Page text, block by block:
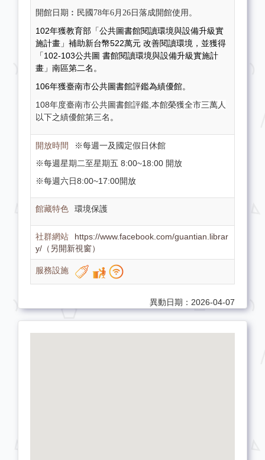
開館日期︰民國78年6月26日落成開館使用。
102年獲教育部「公共圖書館閱讀環境與設備升級實
施計畫」補助新台幣522萬元 改善閱讀環境，並獲得
「102-103公共圖 書館閱讀環境與設備升級實施計
畫」南區第二名。
106年獲臺南市公共圖書館評鑑為績優館。
108年度臺南市公共圖書館評鑑,本館榮獲全市三萬人
以下之績優館第三名。
※每週一及國定假日休館
※每週星期二至星期五 8:00~18:00 開放
※每週六日8:00~17:00開放
環境保護
https://www.facebook.com/guantian.librar
y/（另開新視窗）
異動日期：2026-04-07